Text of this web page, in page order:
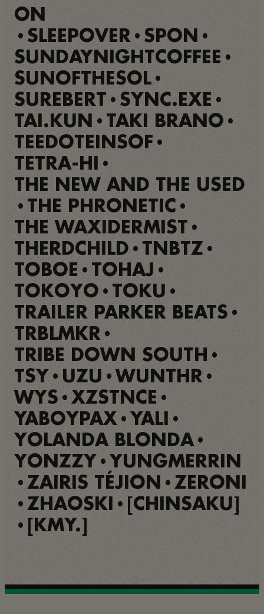
ON
• SLEEPOVER • SPON •
SUNDAYNIGHTCOFFEE •
SUNOFTHESOL •
SUREBERT • SYNC.EXE •
TAI.KUN • TAKI BRANO •
TEEDOTEINSOF •
TETRA-HI •
THE NEW AND THE USED
• THE PHRONETIC •
THE WAXIDERMIST •
THERDCHILD • TNBTZ •
TOBOE • TOHAJ •
TOKOYO • TOKU •
TRAILER PARKER BEATS •
TRBLMKR •
TRIBE DOWN SOUTH •
TSY • UZU • WUNTHR •
WYS • XZSTNCE •
YABOYPAX • YALI •
YOLANDA BLONDA •
YONZZY • YUNGMERRIN
• ZAIRIS TÉJION • ZERONI
• ZHAOSKI • [CHINSAKU]
• [KMY.]